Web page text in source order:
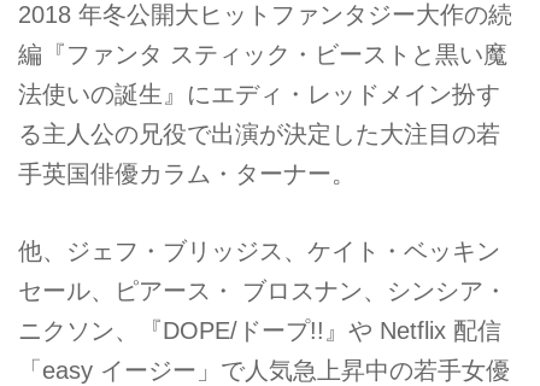
2018 年冬公開大ヒットファンタジー大作の続
編『ファンタ スティック・ビーストと黒い魔
法使いの誕生』にエディ・レッドメイン扮す
る主人公の兄役で出演が決定した大注目の若
手英国俳優カラム・ターナー。
他、ジェフ・ブリッジス、ケイト・ベッキン
セール、ピアース・ ブロスナン、シンシア・
ニクソン、『DOPE/ドープ!!』や Netflix 配信
「easy イージー」で人気急上昇中の若手女優